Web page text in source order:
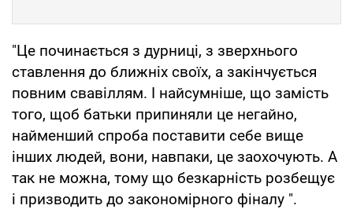
"Це починається з дурниці, з зверхнього
ставлення до ближніх своїх, а закінчується
повним свавіллям. І найсумніше, що замість
того, щоб батьки припиняли це негайно,
найменший спроба поставити себе вище
інших людей, вони, навпаки, це заохочують. А
так не можна, тому що безкарність розбещує
і призводить до закономірного фіналу ".